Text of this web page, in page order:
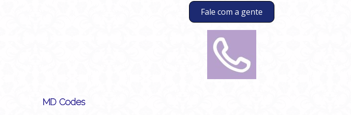
Fale com a gente
MD Codes